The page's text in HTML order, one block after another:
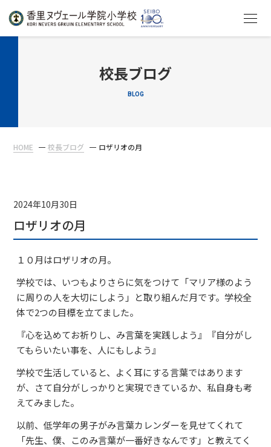
アクセス
よくあるご質問
資料請求・お問合せ
在校生・保護者の方へ
校長ブログ
BLOG
HOME 校長ブログ ロザリオの月
2024年10月30日
ロザリオの月
１０月はロザリオの月。
学校では、いつもよりさらに気をつけて「マリア様のよう
に周りの人を大切にしよう」と取り組んだ月です。学校全
体で2つの目標を立てました。
『心を込めてお祈りし、み言葉を実践しよう』『自分がし
てもらいたい事を、人にもしよう』
学校で生活していると、よく耳にする言葉ではあります
が、さて自分がしっかりと実現できているか、私自身も考
えてみました。
以前、低学年の男子がみ言葉カレンダーを見せてくれて
「先生、僕、このみ言葉が一番好きなんです」と教えてく